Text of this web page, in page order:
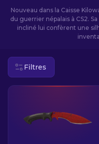
Caisses
Autre
Nouveau dans la Caisse
du guerrier népalais à CS2.
incliné lui confèrent une
Filtres